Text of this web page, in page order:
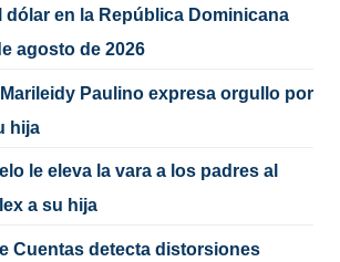
dólar en la República Dominicana
agosto de 2026
Marileidy Paulino expresa orgullo por
hija
le eleva la vara a los padres al
a su hija
Cuentas detecta distorsiones